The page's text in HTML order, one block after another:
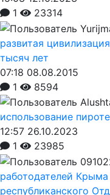
1
23314
развитая
тысяч лет
07:18 08.08.2015
1
8594
использование
12:57 26.10.2023
1
23985
работодателей
республиканского